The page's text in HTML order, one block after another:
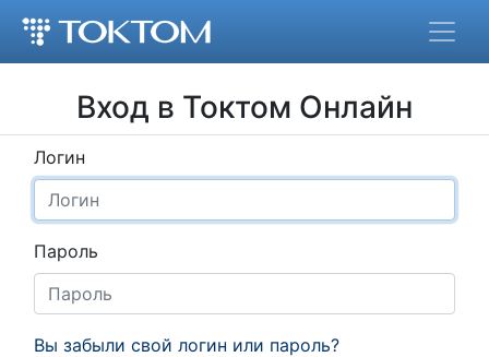
Вход в Токтом Онлайн
Логин
Пароль
Вы забыли свой логин или пароль?